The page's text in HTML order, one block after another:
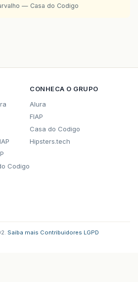
— Casa do Codigo
Codigo
CONHECA O GRUPO
Alura
FIAP
Casa do Codigo
Hipsters.tech
Saiba mais Contribuidores LGPD